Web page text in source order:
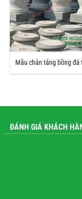
Mẫu chân tảng bồng đá
ĐÁNH GIÁ KHÁCH